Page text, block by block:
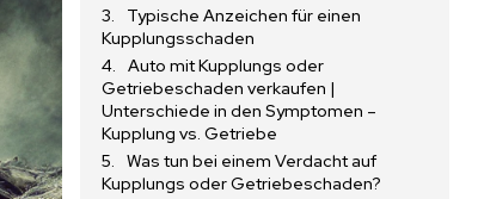
Typische Anzeichen für einen
Kupplungsschaden
Auto mit Kupplungs oder
Getriebeschaden verkaufen |
Unterschiede in den Symptomen –
Kupplung vs. Getriebe
Was tun bei einem Verdacht auf
Kupplungs oder Getriebeschaden?